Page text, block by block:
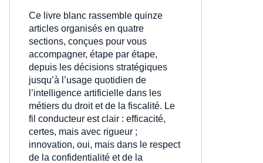
Ce livre blanc rassemble quinze
articles organisés en quatre
sections, conçues pour vous
accompagner, étape par étape,
depuis les décisions stratégiques
jusqu’à l’usage quotidien de
l’intelligence artificielle dans les
métiers du droit et de la fiscalité. Le
fil conducteur est clair : efficacité,
certes, mais avec rigueur ;
innovation, oui, mais dans le respect
de la confidentialité et de la